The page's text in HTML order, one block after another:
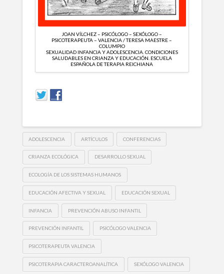
JOAN VÍLCHEZ – PSICÓLOGO – SEXÓLOGO –
PSICOTERAPEUTA – VALENCIA / TERESA MAESTRE –
COLUMPIO
SEXUALIDAD INFANCIA Y ADOLESCENCIA. CONDICIONES
SALUDABLES EN CRIANZA Y EDUCACIÓN. ESCUELA
ESPAÑOLA DE TERAPIA REICHIANA
ADOLESCENCIA ARTÍCULOS CONFERENCIAS
CRIANZA ECOLÓGICA DESARROLLO SEXUAL
ECOLOGÍA DE LOS SISTEMAS HUMANOS
EDUCACIÓN AFECTIVA Y SEXUAL EDUCACIÓN SEXUAL
INFANCIA PREVENCIÓN ABUSO INFANTIL
PREVENCIÓN INFANTIL PSICÓLOGO VALENCIA
PSICOTERAPEUTA VALENCIA
PSICOTERAPIA CARACTEROANALÍTICA SEXÓLOGO VALENCIA